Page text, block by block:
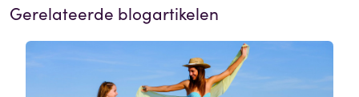
Gerelateerde blogartikelen